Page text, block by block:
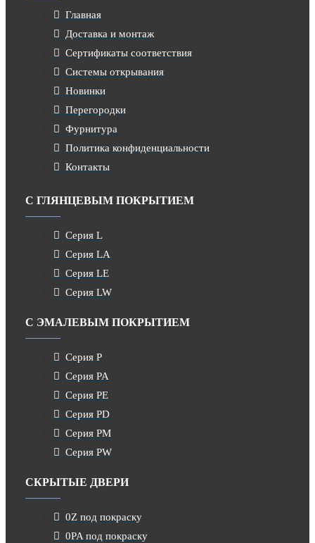
Главная
Доставка и монтаж
Сертификаты соответствия
Системы открывания
Новинки
Перегородки
Фурнитура
Политика конфиденциальности
Контакты
С ГЛЯНЦЕВЫМ ПОКРЫТИЕМ
Серия L
Серия LA
Серия LE
Серия LW
С ЭМАЛЕВЫМ ПОКРЫТИЕМ
Серия P
Серия PA
Серия PE
Серия PD
Серия PM
Серия PW
СКРЫТЫЕ ДВЕРИ
0Z под покраску
0PA под покраску